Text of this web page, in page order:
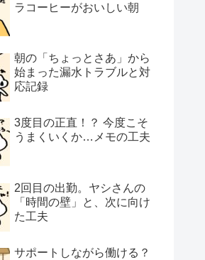
ラコーヒーがおいしい朝
朝の「ちょっとさあ」から
始まった漏水トラブルと対
応記録
3度目の正直！？ 今度こそ
うまくいくか…メモの工夫
2回目の出勤。ヤシさんの
「時間の壁」と、次に向け
た工夫
サポートしながら働ける？